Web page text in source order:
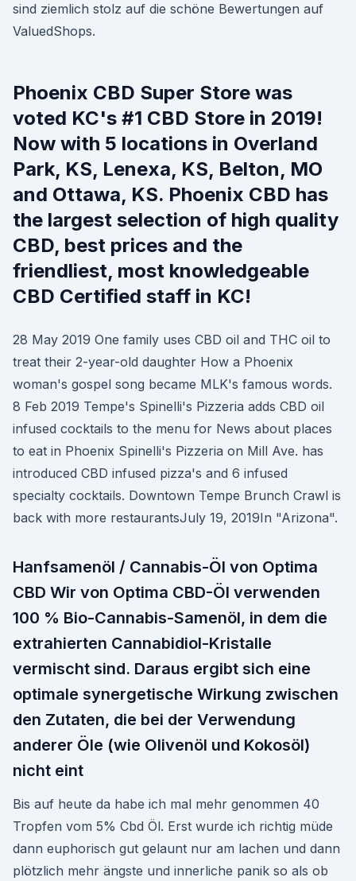
sind ziemlich stolz auf die schöne Bewertungen auf
ValuedShops.
Phoenix CBD Super Store was
voted KC's #1 CBD Store in 2019!
Now with 5 locations in Overland
Park, KS, Lenexa, KS, Belton, MO
and Ottawa, KS. Phoenix CBD has
the largest selection of high quality
CBD, best prices and the
friendliest, most knowledgeable
CBD Certified staff in KC!
28 May 2019 One family uses CBD oil and THC oil to
treat their 2-year-old daughter How a Phoenix
woman's gospel song became MLK's famous words.
8 Feb 2019 Tempe's Spinelli's Pizzeria adds CBD oil
infused cocktails to the menu for News about places
to eat in Phoenix Spinelli's Pizzeria on Mill Ave. has
introduced CBD infused pizza's and 6 infused
specialty cocktails. Downtown Tempe Brunch Crawl is
back with more restaurantsJuly 19, 2019In "Arizona".
Hanfsamenöl / Cannabis-Öl von Optima
CBD Wir von Optima CBD-Öl verwenden
100 % Bio-Cannabis-Samenöl, in dem die
extrahierten Cannabidiol-Kristalle
vermischt sind. Daraus ergibt sich eine
optimale synergetische Wirkung zwischen
den Zutaten, die bei der Verwendung
anderer Öle (wie Olivenöl und Kokosöl)
nicht eint
Bis auf heute da habe ich mal mehr genommen 40
Tropfen vom 5% Cbd Öl. Erst wurde ich richtig müde
dann euphorisch gut gelaunt nur am lachen und dann
plötzlich mehr ängste und innerliche panik so als ob